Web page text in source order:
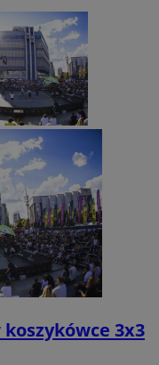
3x3